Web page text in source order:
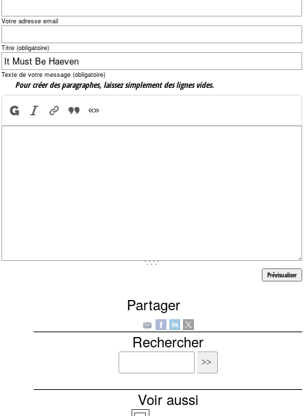
Votre adresse email
Titre (obligatoire)
Texte de votre message (obligatoire)
Pour créer des paragraphes, laissez simplement des lignes vides.
Partager
Rechercher
Voir aussi